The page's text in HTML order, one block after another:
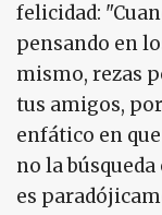
felicidad:
pensando en
mismo, rezas
tus amigos,
enfático en
no la
es